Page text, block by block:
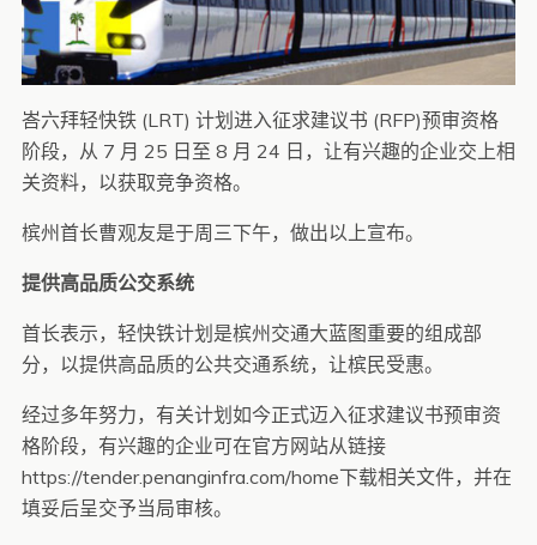
峇六拜轻快铁 (LRT) 计划进入征求建议书 (RFP)预审资格
阶段，从 7 月 25 日至 8 月 24 日，让有兴趣的企业交上相
关资料，以获取竞争资格。
槟州首长曹观友是于周三下午，做出以上宣布。
提供高品质公交系统
首长表示，轻快铁计划是槟州交通大蓝图重要的组成部
分，以提供高品质的公共交通系统，让槟民受惠。
经过多年努力，有关计划如今正式迈入征求建议书预审资
格阶段，有兴趣的企业可在官方网站从链接
https://tender.penanginfra.com/home下载相关文件，并在
填妥后呈交予当局审核。